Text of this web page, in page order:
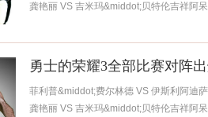
龚艳丽 VS 吉米玛&middot;贝特伦吉祥阿
勇士的荣耀3全部比赛对阵
菲利普&middot;费尔林德 VS 伊斯利阿迪
龚艳丽 VS 吉米玛&middot;贝特伦吉祥阿